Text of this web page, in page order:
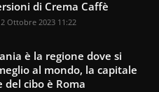
di Crema Caffè
Ottobre 2023 11:22
è la regione dove si
al mondo, la capitale
del cibo è Roma